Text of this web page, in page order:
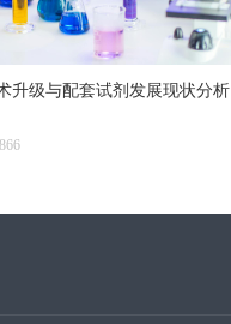
升级与配套试剂发展现状分析